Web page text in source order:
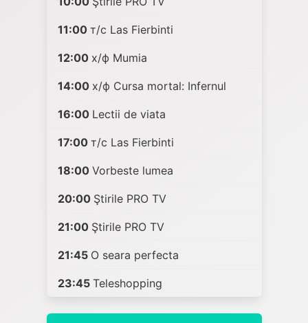
11:00 т/с Las Fierbinti
12:00 х/ф Mumia
14:00 х/ф Cursa mortal: Infernul
16:00 Lectii de viata
17:00 т/с Las Fierbinti
18:00 Vorbeste lumea
20:00 Ştirile PRO TV
21:00 Ştirile PRO TV
21:45 O seara perfecta
23:45 Teleshopping